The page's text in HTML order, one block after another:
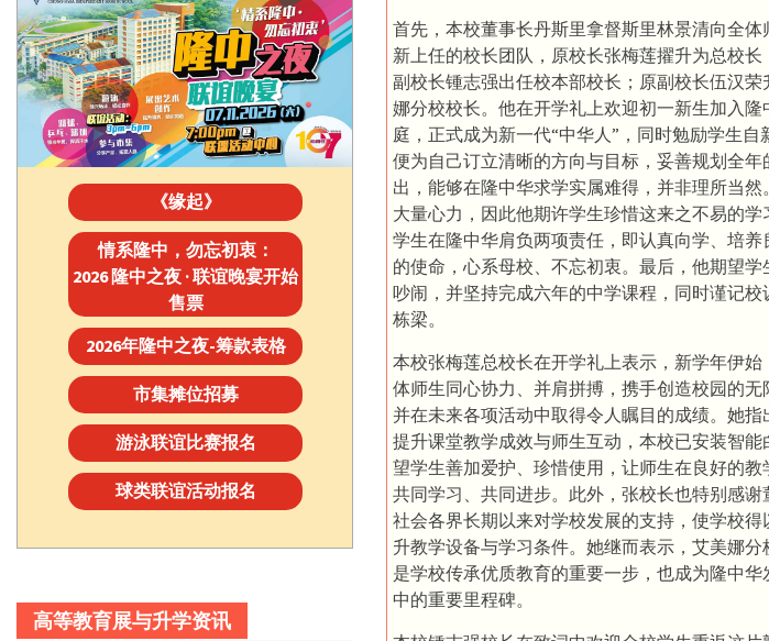
首先，本校董事长丹斯里拿督斯里林景清向全体
新上任的校长团队，原校长张梅莲擢升为总校长
副校长锺志强出任校本部校长；原副校长伍汉荣
娜分校校长。他在开学礼上欢迎初一新生加入隆
庭，正式成为新一代“中华人”，同时勉励学生自
便为自己订立清晰的方向与目标，妥善规划全
出，能够在隆中华求学实属难得，并非理所当
大量心力，因此他期许学生珍惜这来之不易的
学生在隆中华肩负两项责任，即认真向学、培
的使命，心系母校、不忘初衷。最后，他期望
吵闹，并坚持完成六年的中学课程，同时谨记
栋梁。
本校张梅莲总校长在开学礼上表示，新学年伊始
体师生同心协力、并肩拼搏，携手创造校园的无
并在未来各项活动中取得令人瞩目的成绩。她指
提升课堂教学成效与师生互动，本校已安装智能
望学生善加爱护、珍惜使用，让师生在良好的教
共同学习、共同进步。此外，张校长也特别感谢
社会各界长期以来对学校发展的支持，使学校得
升教学设备与学习条件。她继而表示，艾美娜分
是学校传承优质教育的重要一步，也成为隆中华
中的重要里程碑。
《缘起》
情系隆中，勿忘初衷：
2026 隆中之夜 · 联谊晚宴开始
售票
2026年隆中之夜-筹款表格
市集摊位招募
游泳联谊比赛报名
球类联谊活动报名
高等教育展与升学资讯